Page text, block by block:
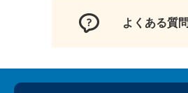
よくある質